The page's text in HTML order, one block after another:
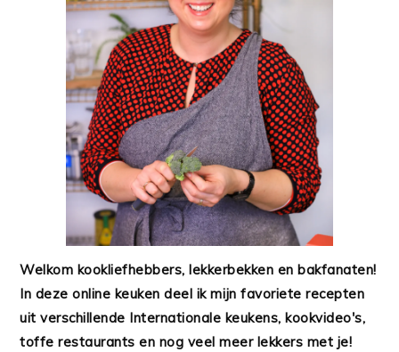
Welkom kookliefhebbers, lekkerbekken en bakfanaten!
In deze online keuken deel ik mijn favoriete recepten
uit verschillende Internationale keukens, kookvideo's,
toffe restaurants en nog veel meer lekkers met je!